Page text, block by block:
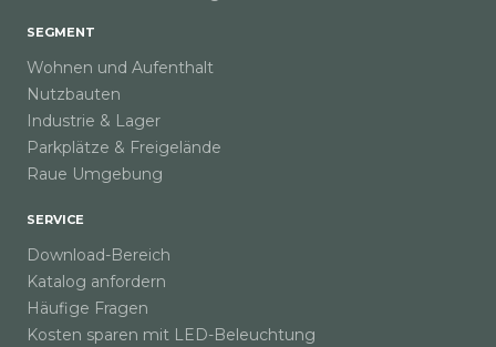
SEGMENT
Wohnen und Aufenthalt
Nutzbauten
Industrie & Lager
Parkplätze & Freigelände
Raue Umgebung
SERVICE
Download-Bereich
Katalog anfordern
Häufige Fragen
Kosten sparen mit LED-Beleuchtung